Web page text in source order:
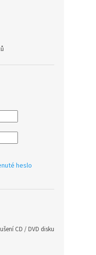
heslo
CD / DVD disku